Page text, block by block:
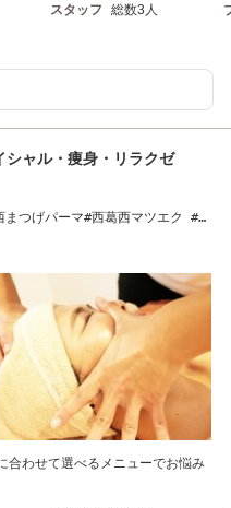
スタッフ 総数3人
ャル・痩身・リラクゼ
つげパーマ#西葛西マツエク #西
わせて選べるメニューでお悩み